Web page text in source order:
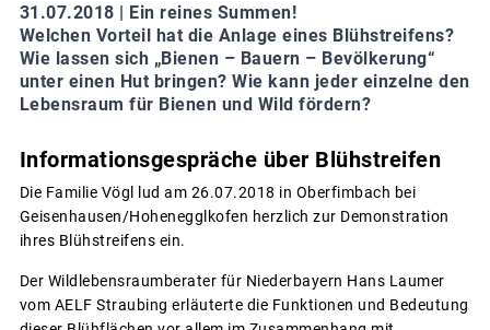
31.07.2018 | Ein reines Summen!
Welchen Vorteil hat die Anlage eines Blühstreifens?
Wie lassen sich „Bienen – Bauern – Bevölkerung“
unter einen Hut bringen? Wie kann jeder einzelne den
Lebensraum für Bienen und Wild fördern?
Informationsgespräche über Blühstreifen
Die Familie Vögl lud am 26.07.2018 in Oberfimbach bei
Geisenhausen/Hohenegglkofen herzlich zur Demonstration
ihres Blühstreifens ein.
Der Wildlebensraumberater für Niederbayern Hans Laumer
vom AELF Straubing erläuterte die Funktionen und Bedeutung